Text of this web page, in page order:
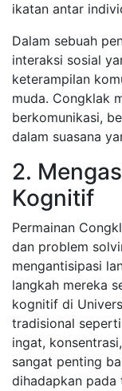
ikatan antar
Dalam sebuah
interaksi sosial
keterampilan
muda. Congklak
berkomunikasi,
dalam suasana
2.
Kognitif
Permainan
dan problem
mengantisipasi
langkah mereka
kognitif di
tradisional
ingat,
sangat penting
dihadapkan pada